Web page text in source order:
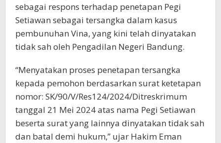
sebagai respons terhadap penetapan Pegi
Setiawan sebagai tersangka dalam kasus
pembunuhan Vina, yang kini telah dinyatakan
tidak sah oleh Pengadilan Negeri Bandung.
“Menyatakan proses penetapan tersangka
kepada pemohon berdasarkan surat ketetapan
nomor: SK/90/V/Res124/2024/Ditreskrimum
tanggal 21 Mei 2024 atas nama Pegi Setiawan
beserta surat yang lainnya dinyatakan tidak sah
dan batal demi hukum,” ujar Hakim Eman